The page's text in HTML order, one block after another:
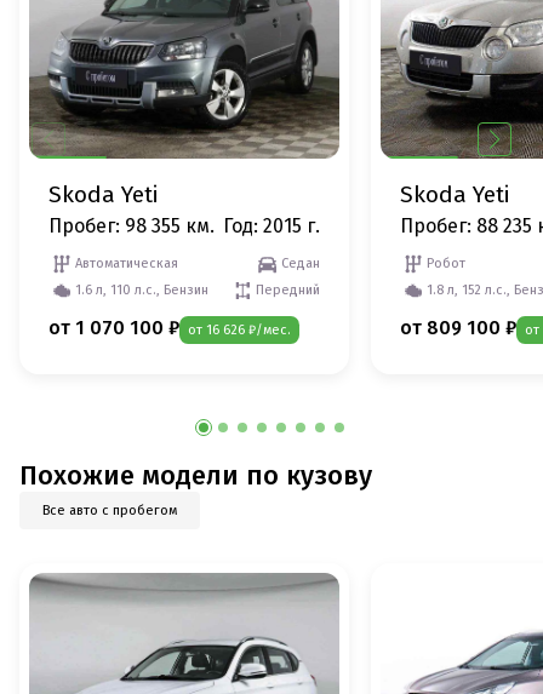
Skoda Yeti
Пробег: 98 355 км. Год: 2015 г.
Автоматическая
Седан
1.6 л, 110 л.с., Бензин
Передний
от 1 070 100 ₽ от 16 626 ₽/мес.
Skoda Yeti
Пробег: 88 235
Робот
1.8 л, 152 л.с.,
от 809 100 ₽ от
Похожие модели по кузову
Все авто с пробегом